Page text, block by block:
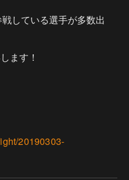
している選手が多数出
ます！
20190303-